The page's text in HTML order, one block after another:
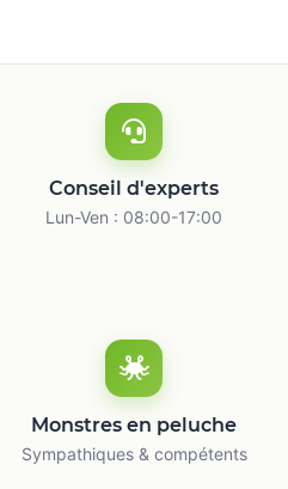
Conseil d'experts
Lun-Ven : 08:00-17:00
Monstres en peluche
Sympathiques & compétents